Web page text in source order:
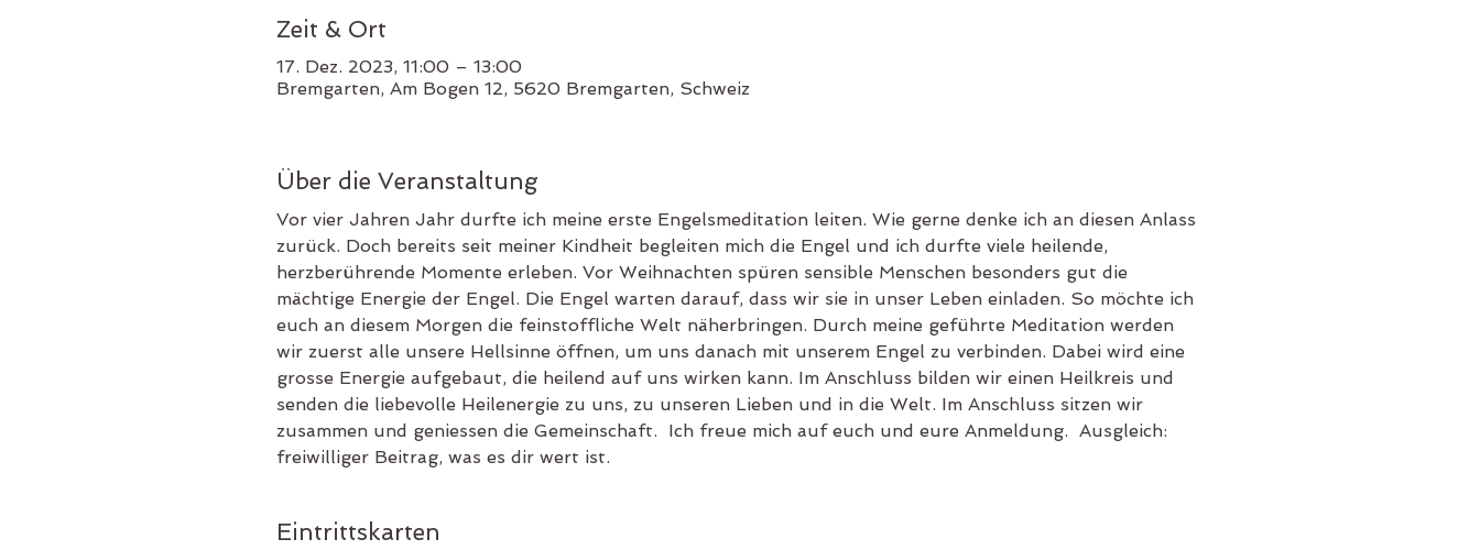
Zeit & Ort
17. Dez. 2023, 11:00 – 13:00
Bremgarten, Am Bogen 12, 5620 Bremgarten, Schweiz
Über die Veranstaltung
Vor vier Jahren Jahr durfte ich meine erste Engelsmeditation leiten. Wie gerne denke ich an diesen Anlass
zurück. Doch bereits seit meiner Kindheit begleiten mich die Engel und ich durfte viele heilende,
herzberührende Momente erleben. Vor Weihnachten spüren sensible Menschen besonders gut die
mächtige Energie der Engel. Die Engel warten darauf, dass wir sie in unser Leben einladen. So möchte ich
euch an diesem Morgen die feinstoffliche Welt näherbringen. Durch meine geführte Meditation werden
wir zuerst alle unsere Hellsinne öffnen, um uns danach mit unserem Engel zu verbinden. Dabei wird eine
grosse Energie aufgebaut, die heilend auf uns wirken kann. Im Anschluss bilden wir einen Heilkreis und
senden die liebevolle Heilenergie zu uns, zu unseren Lieben und in die Welt. Im Anschluss sitzen wir
zusammen und geniessen die Gemeinschaft.  Ich freue mich auf euch und eure Anmeldung.  Ausgleich:
freiwilliger Beitrag, was es dir wert ist.
Eintrittskarten